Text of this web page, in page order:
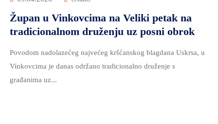
Župan u Vinkovcima na Veliki petak na
tradicionalnom druženju uz posni obrok
Povodom nadolazećeg najvećeg kršćanskog blagdana Uskrsa, u
Vinkovcima je danas održano tradicionalno druženje s
građanima uz...